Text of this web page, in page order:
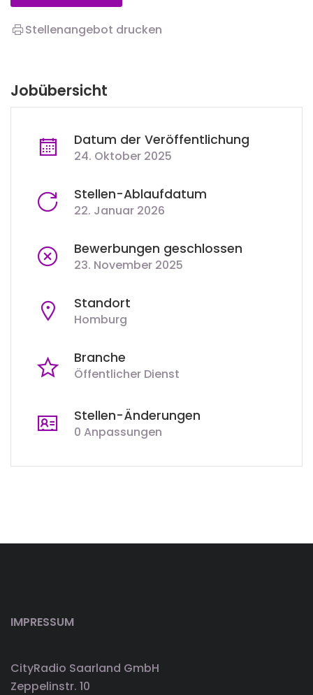
Stellenangebot drucken
Jobübersicht
Datum der Veröffentlichung
24. Oktober 2025
Stellen-Ablaufdatum
22. Januar 2026
Bewerbungen geschlossen
23. November 2025
Standort
Homburg
Branche
Öffentlicher Dienst
Stellen-Änderungen
0 Anpassungen
IMPRESSUM
CityRadio Saarland GmbH
Zeppelinstr. 10